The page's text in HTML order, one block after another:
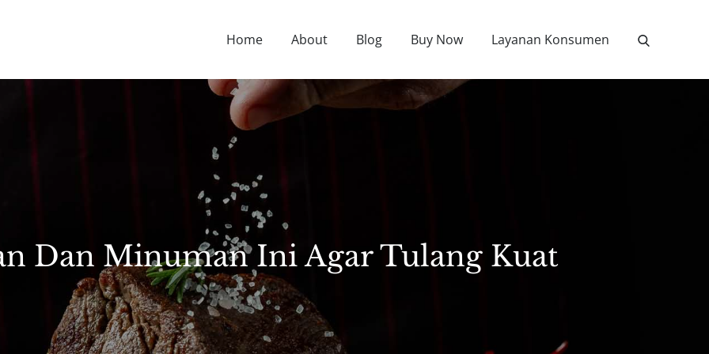
NUTRITION TIPS, HEALTH NEWS, AND MORE.
Home About Blog Buy Now Layanan Konsumen
Dan Minuman Ini Agar Tulang Kuat